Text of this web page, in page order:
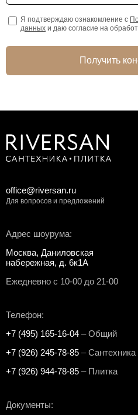
Я подтверждаю ознакомление с
данных и даю согласие на
Получить
Адрес шоурума:
Москва, Даниловская
набережная, д. 6к1А
Ежедневно с 10-00 до 21-00
Телефон:
+7 (495) 165-16-04 – Общий
+7 (926) 245-78-85 – Сантехника
+7 (926) 944-78-85 – Плитка
Документы:
office@riversan.ru
Для вопросов и предложений